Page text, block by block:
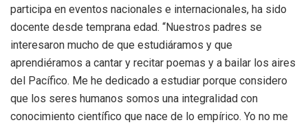
participa en eventos nacionales e internacionales, ha sido
docente desde temprana edad. “Nuestros padres se
interesaron mucho de que estudiáramos y que
aprendiéramos a cantar y recitar poemas y a bailar los aires
del Pacífico. Me he dedicado a estudiar porque considero
que los seres humanos somos una integralidad con
conocimiento científico que nace de lo empírico. Yo no me